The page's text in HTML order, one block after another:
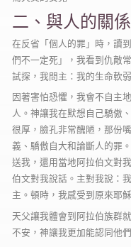
二、與人的關係
在反省「個人的罪」時，讀
們不一定死」，我看到仇敵
試探，我問主：我的生命軟
因著害怕恐懼，我會不自主
人。神讓我在默想自己驕傲
很厚，臉孔非常醜陋，那份
義、驕傲自大和論斷人的罪
送我，還用當地阿拉伯文對
伯文對我說話。主對我說：
主。頓時，我感受到原來耶
天父讓我體會到阿拉伯族群
不安，神讓我更加能認同他